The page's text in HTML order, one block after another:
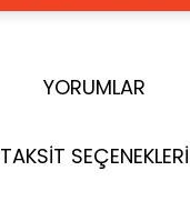
YORUMLAR
TAKSİT SEÇENEKLERİ